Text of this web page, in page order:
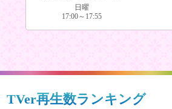
日曜
17:00～17:55
TVer再生数ランキング